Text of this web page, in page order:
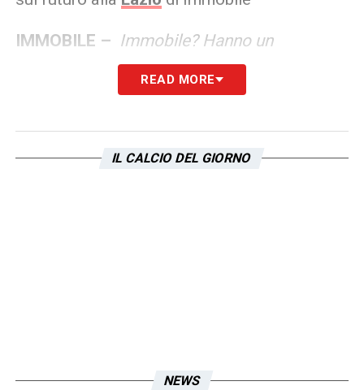
IMMOBILE – Immobile? Hanno un
contratto, non ho aperto una porta e non ho
cacciato nessuno, hanno un contratto.
Lo inchiodo e gli dico tu di qua non ti muovi,
READ MORE
IL CALCIO DEL GIORNO
NEWS